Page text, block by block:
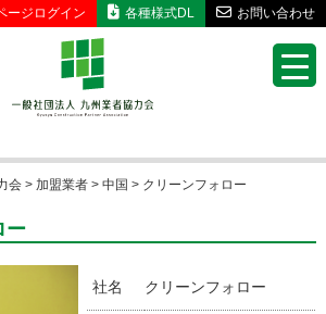
ージ ログイン 各種様式DL お問い合わせ
会> 加盟業者> 中国 > クリーンフォロー
ー
社名 クリーンフォロー